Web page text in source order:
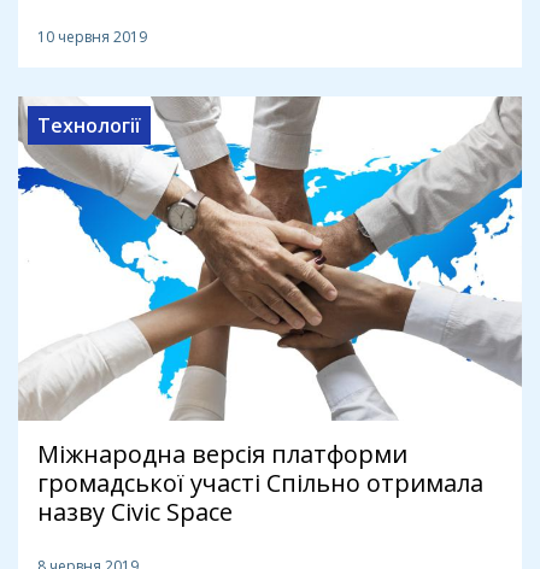
10 червня 2019
Технології
Міжнародна версія платформи
громадської участі Спільно отримала
назву Civic Space